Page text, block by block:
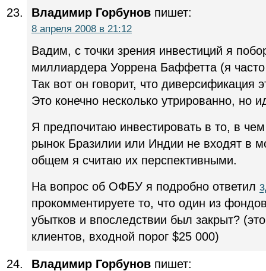
Владимир Горбунов пишет:
8 апреля 2008 в 21:12
Вадим, с точки зрения инвестиций я
миллиардера Уоррена Баффетта (я
Так вот он говорит, что диверсификация
Это конечно несколько утрированно, но
Я предпочитаю инвестировать в то, в
рынок Бразилии или Индии не входят в
общем я считаю их перспективными.
На вопрос об ОФБУ я подробно ответил
прокомментируете то, что один из
убытков и впоследствии был закрыт?
клиентов, входной порог $25 000)
Владимир Горбунов пишет: